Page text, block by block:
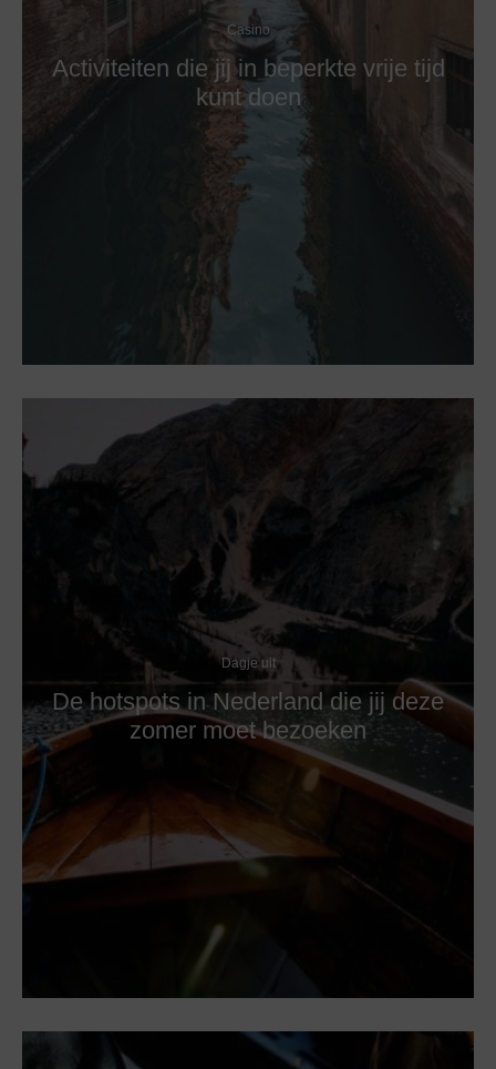
Casino
Activiteiten die jij in beperkte vrije tijd
kunt doen
Dagje uit
De hotspots in Nederland die jij deze
zomer moet bezoeken